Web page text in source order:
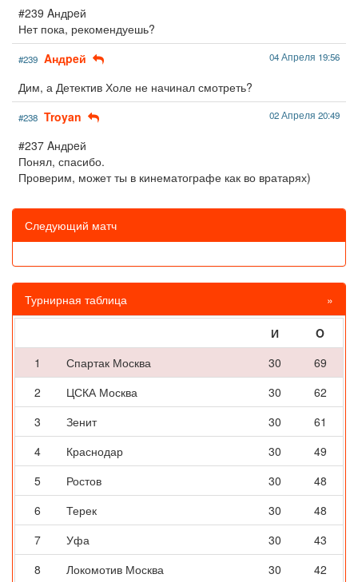
#239 Aндpeй
Нет пока, рекомендуешь?
#239 Aндpeй 04 Апреля 19:56
Дим, а Детектив Холе не начинал смотреть?
#238 Troyan 02 Апреля 20:49
#237 Aндpeй
Понял, спасибо.
Проверим, может ты в кинематографе как во вратарях)
Следующий матч
Турнирная таблица »
И
O
1
Спартак Москва 30
69
2
ЦСКА Москва 30
62
3
Зенит 30
61
4
Краснодар 30
49
5
Ростов 30
48
6
Терек 30
48
7
Уфа 30
43
8
Локомотив Москва 30
42